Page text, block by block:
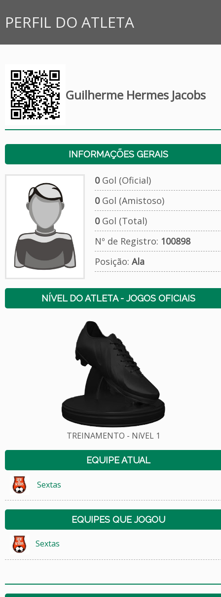
PERFIL DO ATLETA
Guilherme Hermes Jacobs
INFORMAÇÕES GERAIS
0Gol (Oficial)
0Gol (Amistoso)
0Gol (Total)
Nº de Registro: 100898
Posição: Ala
NÍVEL DO ATLETA - JOGOS OFICIAIS
TREINAMENTO - NíVEL 1
EQUIPE ATUAL
Sextas
EQUIPES QUE JOGOU
Sextas